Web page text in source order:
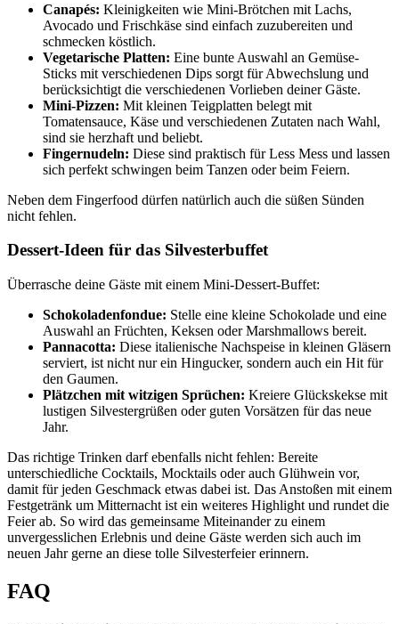
Canapés: Kleinigkeiten wie Mini-Brötchen mit Lachs,
Avocado und Frischkäse sind einfach zuzubereiten und
schmecken köstlich.
Vegetarische Platten: Eine bunte Auswahl an Gemüse-
Sticks mit verschiedenen Dips sorgt für Abwechslung und
berücksichtigt die verschiedenen Vorlieben deiner Gäste.
Mini-Pizzen: Mit kleinen Teigplatten belegt mit
Tomatensauce, Käse und verschiedenen Zutaten nach Wahl,
sind sie herzhaft und beliebt.
Fingernudeln: Diese sind praktisch für Less Mess und lassen
sich perfekt schwingen beim Tanzen oder beim Feiern.
Neben dem Fingerfood dürfen natürlich auch die süßen Sünden
nicht fehlen.
Dessert-Ideen für das Silvesterbuffet
Überrasche deine Gäste mit einem Mini-Dessert-Buffet:
Schokoladenfondue: Stelle eine kleine Schokolade und eine
Auswahl an Früchten, Keksen oder Marshmallows bereit.
Pannacotta: Diese italienische Nachspeise in kleinen Gläsern
serviert, ist nicht nur ein Hingucker, sondern auch ein Hit für
den Gaumen.
Plätzchen mit witzigen Sprüchen: Kreiere Glückskekse mit
lustigen Silvestergrüßen oder guten Vorsätzen für das neue
Jahr.
Das richtige Trinken darf ebenfalls nicht fehlen: Bereite
unterschiedliche Cocktails, Mocktails oder auch Glühwein vor,
damit für jeden Geschmack etwas dabei ist. Das Anstoßen mit einem
Festgetränk um Mitternacht ist ein weiteres Highlight und rundet die
Feier ab. So wird das gemeinsame Miteinander zu einem
unvergesslichen Erlebnis und deine Gäste werden sich auch im
neuen Jahr gerne an diese tolle Silvesterfeier erinnern.
FAQ